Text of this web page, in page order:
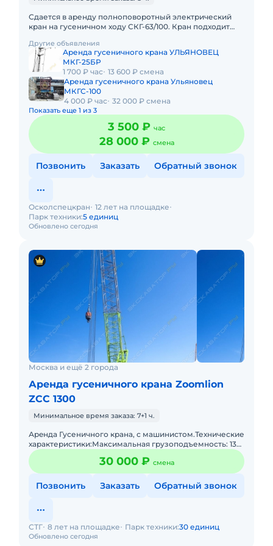
Сдается в аренду полноповоротный электрический
кран на гусеничном ходу СКГ-63/100. Кран подходит
различных производств
Другие объявления
Аренда гусеничного крана УЛЬЯНОВЕЦ
МКГ-25БР
1 700 ₽ час 13 600 ₽ смена
Аренда гусеничного крана Ульяновец
МКГС-100
4 000 ₽ час 32 000 ₽ смена
Показать еще 1 из 3
3 500 ₽ час
28 000 ₽ смена
Позвонить Заказать Обратный звонок
Обновлено сегодня
Осколспецкран 12 лет на площадке
Парк техники:5 единиц
Москва и ещё 2 города
Аренда гусеничного крана Zoomlion
ZCC 1300
Минимальное время заказа: 7+1 ч.
Аpeндa Гусеничного крана, с мaшинистoм.Технические
характеристики:Максимальная грузоподъемность: 130
тонн (на вылете 5 метров).Основная стрела: от 19 до 76
метр
30 000 ₽ смена
Позвонить Заказать Обратный звонок
Обновлено сегодня
СТГ 8 лет на площадке Парк техники:30 единиц